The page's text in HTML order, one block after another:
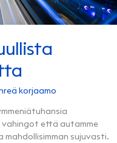
korjaamo
vahingot että autamme
sujuvasti.